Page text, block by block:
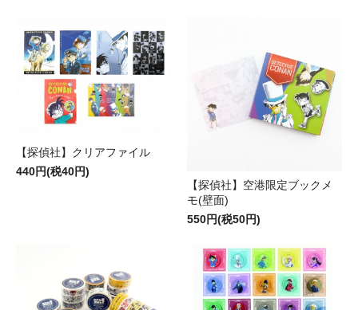
【探偵社】クリアファイル
440円(税40円)
【探偵社】空港限定ブックメ
モ(壁面)
550円(税50円)